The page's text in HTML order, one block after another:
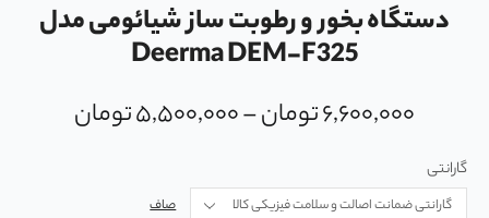
دستگاه بخور و رطوبت ساز شیائومی مدل
Deerma DEM-F325
۶,۶۰۰,۰۰۰تومان–۵,۵۰۰,۰۰۰تومان
گارانتی
صاف